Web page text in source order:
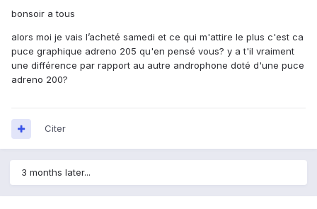
bonsoir a tous
alors moi je vais l’acheté samedi et ce qui m'attire le plus c'est ca
puce graphique adreno 205 qu'en pensé vous? y a t'il vraiment
une différence par rapport au autre androphone doté d'une puce
adreno 200?
Citer
3 months later...